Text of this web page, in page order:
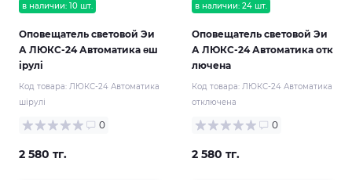
в наличии: 10 шт.
Оповещатель световой Эи
А ЛЮКС-24 Автоматика өш
ірулі
Код товара: ЛЮКС-24 Автоматика
шірулі
0
2 580 тг.
в наличии: 24 шт.
Оповещатель световой Эи
А ЛЮКС-24 Автоматика отк
лючена
Код товара: ЛЮКС-24 Автоматика
отключена
0
2 580 тг.